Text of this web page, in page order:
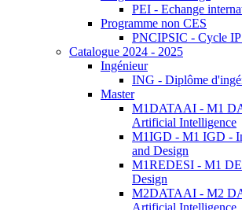
PEI - Echange
Programme non CES
PNCIPSIC - Cycle
Catalogue 2024 - 2025
Ingénieur
ING - Diplôme
Master
M1DATAAI - M1
Artificial Intelligence
M1IGD - M1 IGD -
and Design
M1REDESI - M1
Design
M2DATAAI - M2
Artificial Intelligence